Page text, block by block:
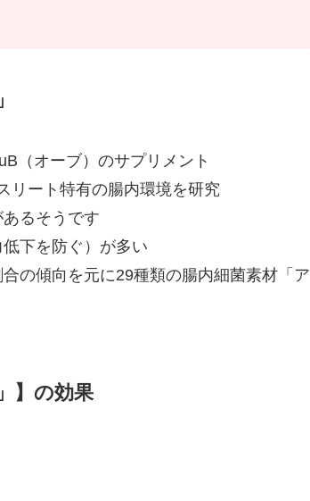
（オーブ）のサプリメント
リート特有の腸内環境を研究
るそうです
下を防ぐ）が多い
の傾向を元に29種類の腸内細菌素材「ア
】の効果